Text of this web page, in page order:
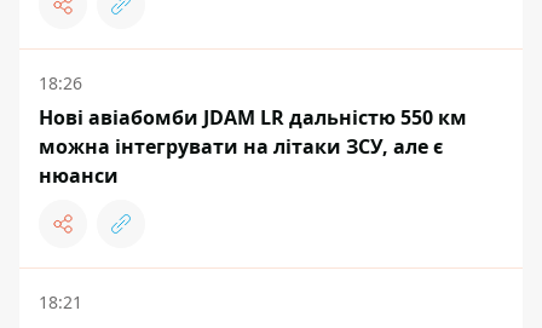
18:26
Нові авіабомби JDAM LR дальністю 550 км
можна інтегрувати на літаки ЗСУ, але є
нюанси
18:21